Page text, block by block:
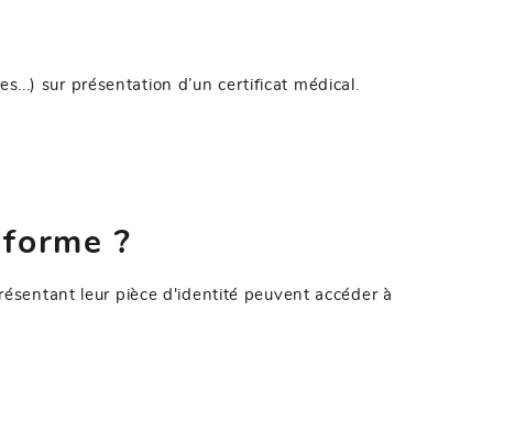
sur présentation d’un certificat médical.
?
leur pièce d'identité peuvent accéder à